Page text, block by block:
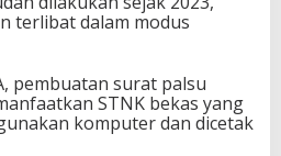
terlibat dalam modus
pembuatan surat palsu
STNK bekas yang
komputer dan dicetak